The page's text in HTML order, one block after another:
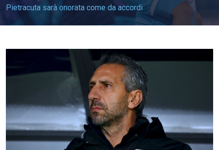
Pietracuta sarà onorata come da accordi